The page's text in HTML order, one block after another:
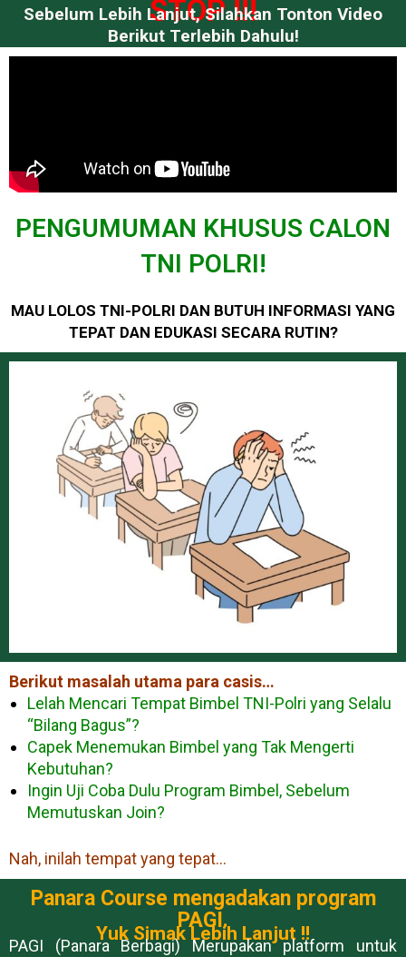
STOP !!!
Sebelum Lebih Lanjut, Silahkan Tonton Video
Berikut Terlebih Dahulu!
PENGUMUMAN KHUSUS CALON
TNI POLRI!
MAU LOLOS TNI-POLRI DAN BUTUH INFORMASI YANG
TEPAT DAN EDUKASI SECARA RUTIN?
Berikut masalah utama para casis…
Lelah Mencari Tempat Bimbel TNI-Polri yang Selalu
“Bilang Bagus”?
Capek Menemukan Bimbel yang Tak Mengerti
Kebutuhan?
Ingin Uji Coba Dulu Program Bimbel, Sebelum
Memutuskan Join?
Nah, inilah tempat yang tepat…
Panara Course mengadakan program
PAGI.
Yuk Simak Lebih Lanjut !!
PAGI (Panara Berbagi) Merupakan platform untuk